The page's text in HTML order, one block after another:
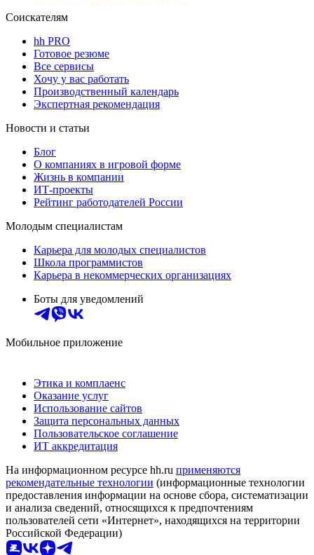
Соискателям
hh PRO
Готовое резюме
Все сервисы
Хочу у вас работать
Производственный календарь
Экспертная рекомендация
Новости и статьи
Блог
О компаниях в игровой форме
Жизнь в компании
ИТ-проекты
Рейтинг работодателей России
Молодым специалистам
Карьера для молодых специалистов
Школа программистов
Карьера в некоммерческих организациях
Боты для уведомлений
Мобильное приложение
Этика и комплаенс
Оказание услуг
Использование сайтов
Защита персональных данных
Пользовательское соглашение
ИТ аккредитация
На информационном ресурсе hh.ru применяются
рекомендательные технологии (информационные технологии
предоставления информации на основе сбора, систематизации
и анализа сведений, относящихся к предпочтениям
пользователей сети «Интернет», находящихся на территории
Российской Федерации)